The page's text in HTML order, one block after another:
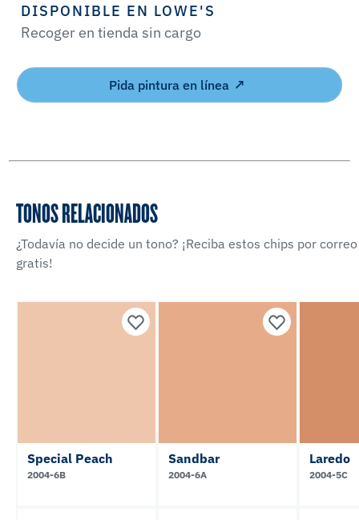
DISPONIBLE EN LOWE'S
Recoger en tienda sin cargo
Pida pintura en línea
TONOS RELACIONADOS
¿Todavía no decide un tono? ¡Reciba estos chips por correo
gratis!
Special Peach
2004-6B
Sandbar
2004-6A
Laredo
2004-5C